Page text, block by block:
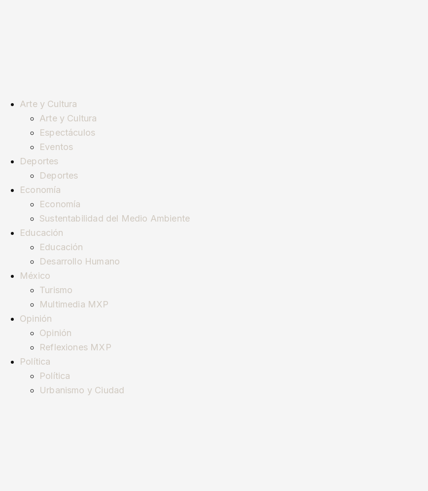
Arte y Cultura
Arte y Cultura
Espectáculos
Eventos
Deportes
Deportes
Economía
Economía
Sustentabilidad del Medio Ambiente
Educación
Educación
Desarrollo Humano
México
Turismo
Multimedia MXP
Opinión
Opinión
Reflexiones MXP
Política
Política
Urbanismo y Ciudad